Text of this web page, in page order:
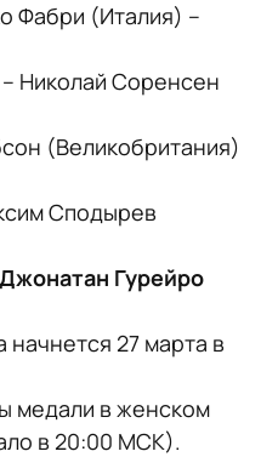
Фабри (Италия) –
Николай Соренсен
(Великобритания)
Сподырев
Гурейро
27 марта в
медали в женском
в 20:00 МСК).